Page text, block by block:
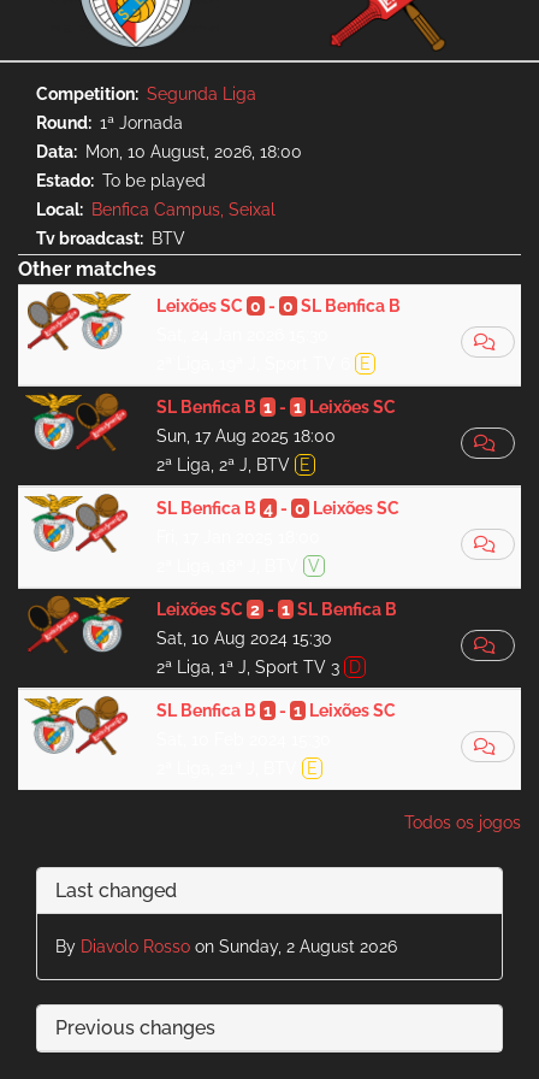
Competition
Segunda Liga
Round
1ª Jornada
Data
Mon, 10 August, 2026, 18:00
Estado
To be played
Local
Benfica Campus, Seixal
Tv broadcast
BTV
Other matches
Leixões SC 0 - 0 SL Benfica B
E
SL Benfica B 1- 1 Leixões SC
Sun, 17 Aug 2025 18:00
2ª Liga, 2ª J, BTV
E
SL Benfica B 4- 0
Leixões SC
V
Leixões SC 2- 1 SL Benfica B
Sat, 10 Aug 2024 15:30
2ª Liga, 1ª J, Sport TV 3
D
SL Benfica B 1- 1 Leixões SC
E
Todos os jogos
Last changed
By Diavolo Rosso on Sunday, 2 August 2026
Previous changes